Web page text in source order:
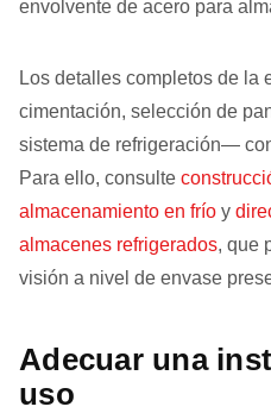
envolvente de acero para
Los detalles completos de
cimentación, selección de
sistema de refrigeración—
Para ello, consulte
almacenamiento en frío y
almacenes refrigerados, que
visión a nivel de envase
Adecuar una
uso